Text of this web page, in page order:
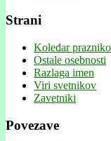
Strani
Koledar
Ostale osebnosti
Razlaga imen
Viri svetnikov
Zavetniki
Povezave